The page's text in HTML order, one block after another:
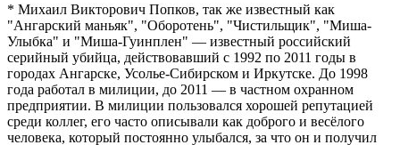
* Михаил Викторович Попков, так же известный как
"Ангарский маньяк", "Оборотень", "Чистильщик", "Миша-
Улыбка" и "Миша-Гуинплен" — известный российский
серийный убийца, действовавший с 1992 по 2011 годы в
городах Ангарске, Усолье-Сибирском и Иркутске. До 1998
года работал в милиции, до 2011 — в частном охранном
предприятии. В милиции пользовался хорошей репутацией
среди коллег, его часто описывали как доброго и весёлого
человека, который постоянно улыбался, за что он и получил